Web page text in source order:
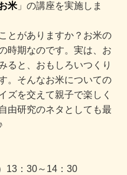
米 」の講座を実施しま
とがありますか？お米の
時期なのです。 実は、お
ると、おもしろいつくり
。そんなお米についての
ズを交えて親子で楽しく
由研究のネタとしても最
13：30～14：30